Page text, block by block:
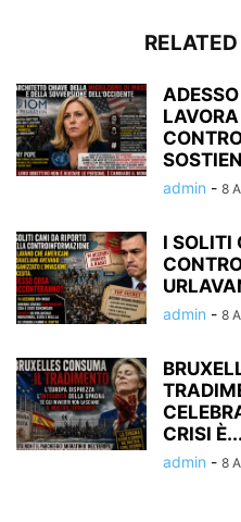
admin - 8
I SOLITI
admin - 8
CRISI È...
admin - 8